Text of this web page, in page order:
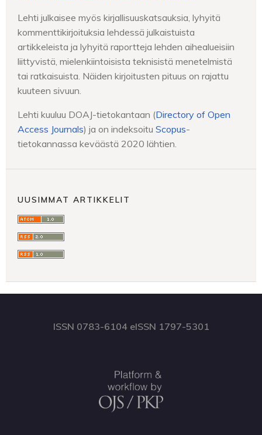
Lehti julkaisee myös kirjallisuuskatsauksia, lyhyitä
kommenttikirjoituksia lehdessä julkaistuista
artikkeleista ja lyhyitä raportteja lehden aihealueisiin
liittyvistä, mielenkiintoisista teknisistä menetelmistä
tai ratkaisuista. Näiden kirjoitusten pituus on rajattu
kuuteen sivuun.
Lehti kuuluu DOAJ-tietokantaan (Directory of Open
Access Journals) ja on indeksoitu Scopus-
tietokannassa keväästä 2020 lähtien.
UUSIMMAT ARTIKKELIT
ISSN 0783-6104 eISSN 1797-5301